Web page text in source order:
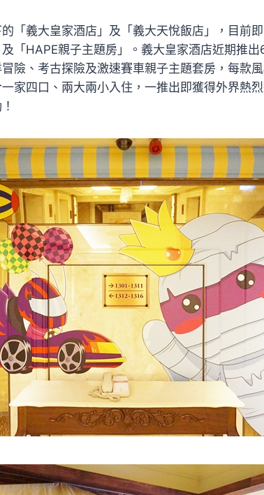
「義大皇家酒店」及「義大天悅飯店」，目前
及「HAPE親子主題房」。義大皇家酒店近期推
險、考古探險及激速賽車親子主題套房，每款
家四口、兩大兩小入住，一推出即獲得外界熱